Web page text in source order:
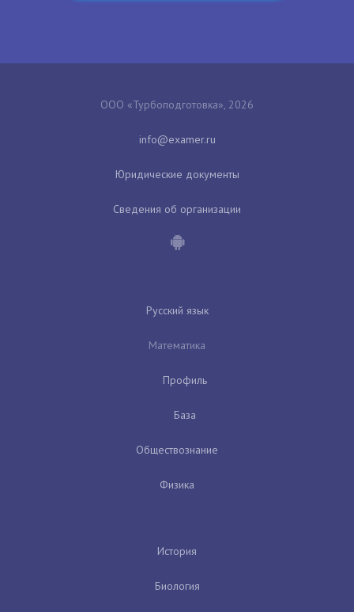
ООО «Турбоподготовка», 2026
Юридические документы
Сведения об организации
Русский язык
Математика
Профиль
База
Обществознание
Физика
История
Биология